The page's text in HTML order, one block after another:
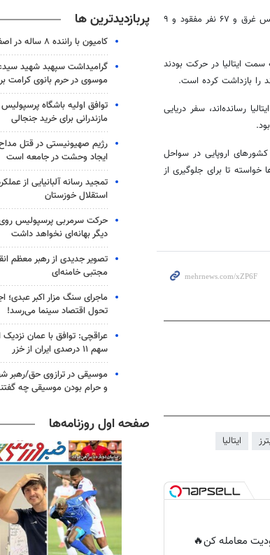
صرف نظر از این حادثه، در چهار روز اخیر نیز پنج قایق در سواحل شهر صفاقس کشور تونس غرق و ۶۷ نفر مفقود و ۹
قایق حامل پناهجویان که به سمت ایتالیا در حرکت بودند
خود را به ایتالیا رسانده‌اند، سفر دریایی
اروپایی در سواحل
تا برای جلوگیری از
ایتالیا
معامله کن🔥
پربازدیدترین ها
کامیون با راننده ۸ ساله در اصفهان توقیف شد
گرامیداشت سپهبد شهید
موسوی در حرم بانوی کرامت
توافق اولیه باشگاه
مازندرانی برای خرید جنجالی
رژیم صهیونیستی در قتل
ایجاد وحشت در جامعه است
تمجید رسانه آلبانیایی از
استقلال خوزستان
حرکت سرمربی پرسپولیس روی
دیگر بهانه‌ای نخواهد داشت
تصویر جدیدی از رهبر معظم
مجتبی خامنه‌ای
ماجرای سنگ مزار اکبر عبدی؛
تحول اقتصاد سینما می‌رسد!
عراقچی: توافق با عمان
سهم ۱۱ درصدی ایران از خزر
موسیقی در ترازوی حق/رهبر
و حرام بودن موسیقی چه
صفحه اول روزنامه‌ها